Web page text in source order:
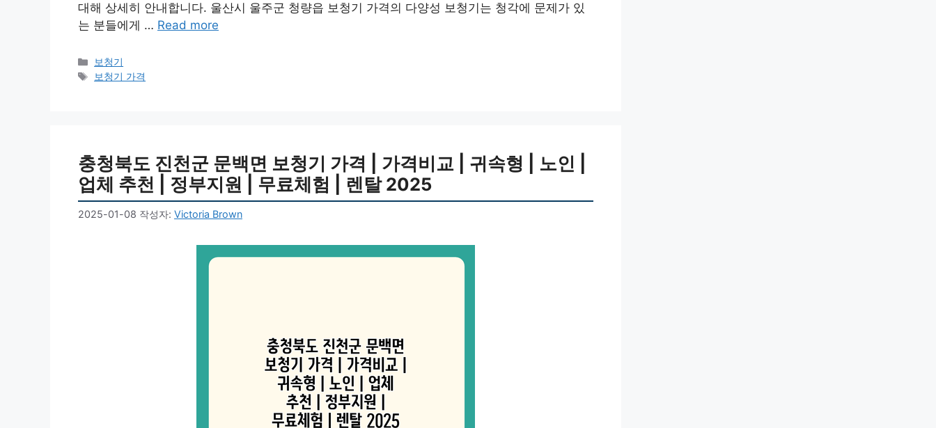
대해 상세히 안내합니다. 울산시 울주군 청량읍 보청기 가격의 다양성 보청기는 청각에 문제가 있
는 분들에게 … Read more
카
테
보청기
태
보청기 가격
충청북도 진천군 문백면 보청기 가격 | 가격비교 | 귀속형 | 노인 |
업체 추천 | 정부지원 | 무료체험 | 렌탈 2025
2025-01-08 작성자: Victoria Brown